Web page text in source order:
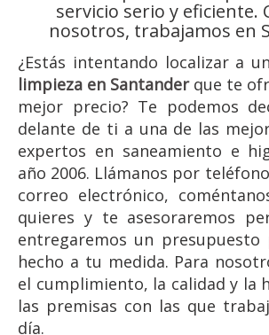
servicio serio y eficiente.
nosotros, trabajamos en
¿Estás intentando localizar a
limpieza en Santanderque te
mejor precio? Te podemos
delante de ti a una de las
expertos en saneamiento e
año 2006. Llámanos por
correo electrónico,
quieres y te asesoraremos
entregaremos un presupuesto
hecho a tu medida. Para
el cumplimiento, la calidad y la
las premisas con las que
día.